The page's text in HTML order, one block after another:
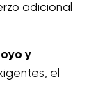
adicional
y
el